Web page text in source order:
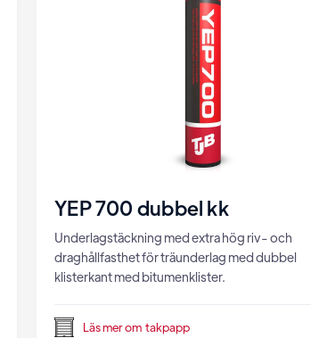
YEP 700 dubbel kk
Underlagstäckning med extra hög riv- och
draghållfasthet för träunderlag med dubbel
klisterkant med bitumenklister.
Läs mer om takpapp